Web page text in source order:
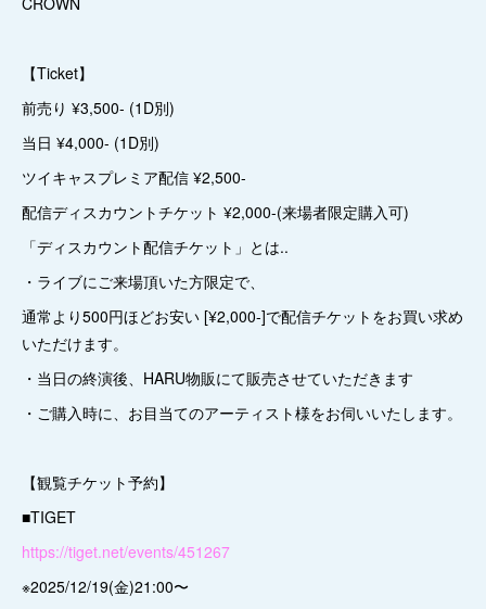
【Ticket】
前売り ¥3,500- (1D別)
当日 ¥4,000- (1D別)
ツイキャスプレミア配信 ¥2,500-
配信ディスカウントチケット ¥2,000-(来場者限定購入可)
「ディスカウント配信チケット」とは..
・ライブにご来場頂いた方限定で、
通常より500円ほどお安い [¥2,000-]で配信チケットをお買い求め
いただけます。
・当日の終演後、HARU物販にて販売させていただきます
・ご購入時に、お目当てのアーティスト様をお伺いいたします。
【観覧チケット予約】
■TIGET
https://tiget.net/events/451267
※2025/12/19(金)21:00〜